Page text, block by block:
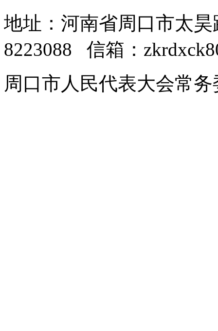
地址：河南省周口市太
8223088 信箱：
周口市人民代表大会常